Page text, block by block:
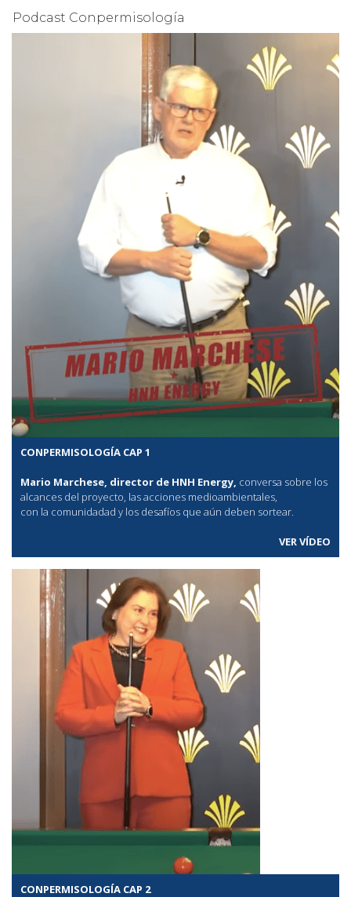
Podcast Conpermisología
CONPERMISOLOGÍA CAP 1
Mario Marchese, director de HNH Energy, conversa sobre los
alcances del proyecto, las acciones medioambientales,
con la comunidadad y los desafíos que aún deben sortear.
VER VÍDEO
CONPERMISOLOGÍA CAP 2